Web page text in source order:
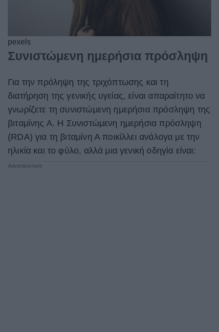
pexels
Συνιστώμενη ημερήσια πρόσληψη
Για την πρόληψη της τριχόπτωσης και τη
διατήρηση της γενικής υγείας, είναι απαραίτητο να
γνωρίζετε τη συνιστώμενη ημερήσια πρόσληψη της
βιταμίνης Α. Η Συνιστώμενη ημερήσια πρόσληψη
(RDA) για τη βιταμίνη Α ποικίλλει ανάλογα με την
ηλικία και το φύλο, αλλά μια γενική οδηγία είναι: